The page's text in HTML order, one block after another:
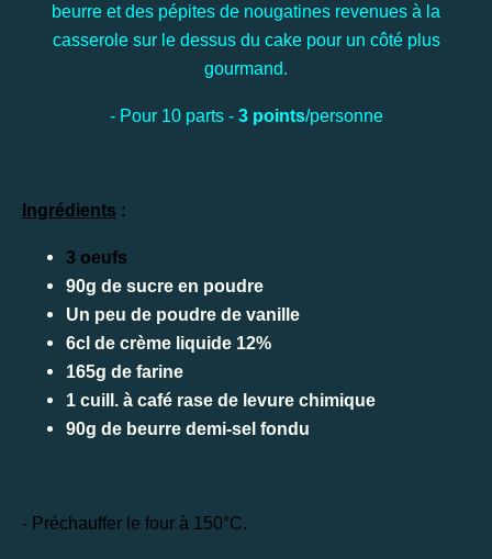
beurre et des pépites de nougatines revenues à la
casserole sur le dessus du cake pour un côté plus
gourmand.
- Pour 10 parts - 3 points/personne
Ingrédients :
3 oeufs
90g de sucre en poudre
Un peu de poudre de vanille
6cl de crème liquide 12%
165g de farine
1 cuill. à café rase de levure chimique
90g de beurre demi-sel fondu
- Préchauffer le four à 150°C.